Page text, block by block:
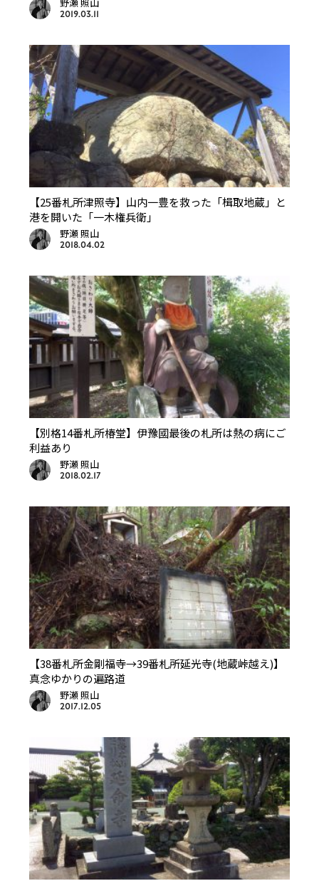
2019.03.11
【25番札所津照寺】山内一豊を救った「楫取地蔵」と
港を開いた「一木権兵衛」
野瀬 照山
2018.04.02
【別格14番札所椿堂】伊豫國最後の札所は熱の病にご
利益あり
野瀬 照山
2018.02.17
【38番札所金剛福寺→39番札所延光寺(地蔵峠越え)】
真念ゆかりの遍路道
野瀬 照山
2017.12.05